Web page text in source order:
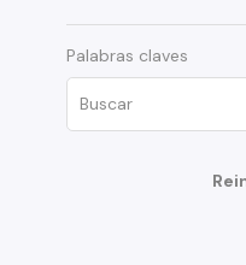
i20
Verna
Venue
Grand i-10
Palabras claves